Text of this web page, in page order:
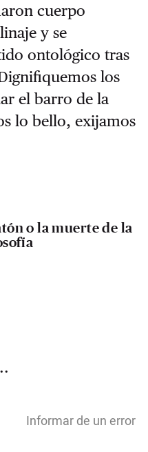
cuerpo
y se
ontológico tras
los
el barro de la
lo bello, exijamos
o la muerte de la
Informar de un error